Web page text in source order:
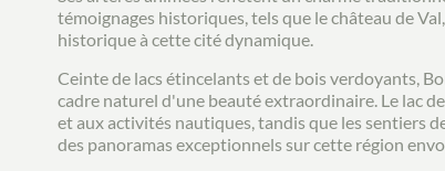
témoignages historiques, tels que le château de
historique à cette cité dynamique.
Ceinte de lacs étincelants et de bois verdoyants,
cadre naturel d'une beauté extraordinaire. Le lac
et aux activités nautiques, tandis que les sentiers
des panoramas exceptionnels sur cette région